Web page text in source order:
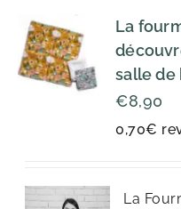
La
salle de
0,70€
€8,90
La